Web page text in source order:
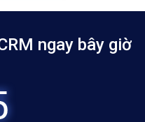
ngay bây giờ